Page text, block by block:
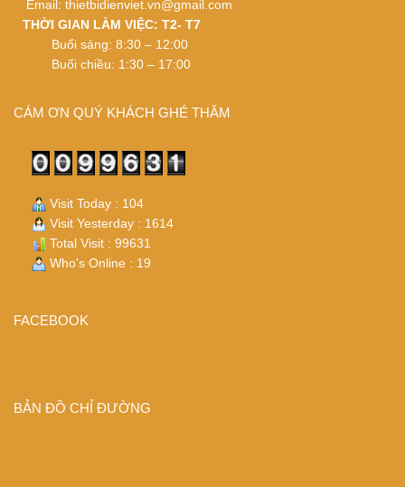
Email: thietbidienviet.vn@gmail.com
THỜI GIAN LÀM VIỆC: T2- T7
Buổi sáng: 8:30 – 12:00
Buổi chiều: 1:30 – 17:00
CÁM ƠN QUÝ KHÁCH GHÉ THĂM
Visit Today : 104
Visit Yesterday : 1614
Total Visit : 99631
Who's Online : 19
FACEBOOK
BẢN ĐỒ CHỈ ĐƯỜNG